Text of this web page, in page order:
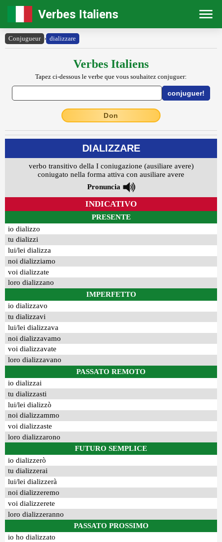
Verbes Italiens
Conjugueur › dializzare
Verbes Italiens
Tapez ci-dessous le verbe que vous souhaitez conjuguer:
Don
DIALIZZARE
verbo transitivo della I coniugazione (ausiliare avere)
coniugato nella forma attiva con ausiliare avere
Pronuncia
INDICATIVO
PRESENTE
io dializzo
tu dializzi
lui/lei dializza
noi dializziamo
voi dializzate
loro dializzano
IMPERFETTO
io dializzavo
tu dializzavi
lui/lei dializzava
noi dializzavamo
voi dializzavate
loro dializzavano
PASSATO REMOTO
io dializzai
tu dializzasti
lui/lei dializzò
noi dializzammo
voi dializzaste
loro dializzarono
FUTURO SEMPLICE
io dializzerò
tu dializzerai
lui/lei dializzerà
noi dializzeremo
voi dializzerete
loro dializzeranno
PASSATO PROSSIMO
io ho dializzato